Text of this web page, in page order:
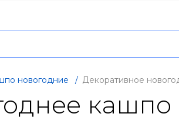
новогодние / Декоративное